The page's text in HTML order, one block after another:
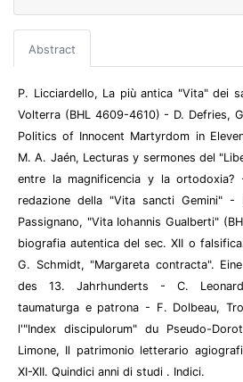
Abstract
P. Licciardello, La più antica "Vita" dei
Volterra (BHL 4609-4610) - D. Defries,
Politics of Innocent Martyrdom in
M. A. Jaén, Lecturas y sermones del
entre la magnificencia y la
redazione della "Vita sancti Gemini" -
Passignano, "Vita Iohannis Gualberti"
biografia autentica del sec. XII o
G. Schmidt, "Margareta contracta".
des 13. Jahrhunderts - C.
taumaturga e patrona - F. Dolbeau,
l'"Index discipulorum" du Pseudo-
Limone, Il patrimonio letterario
XI-XII. Quindici anni di studi . Indici.